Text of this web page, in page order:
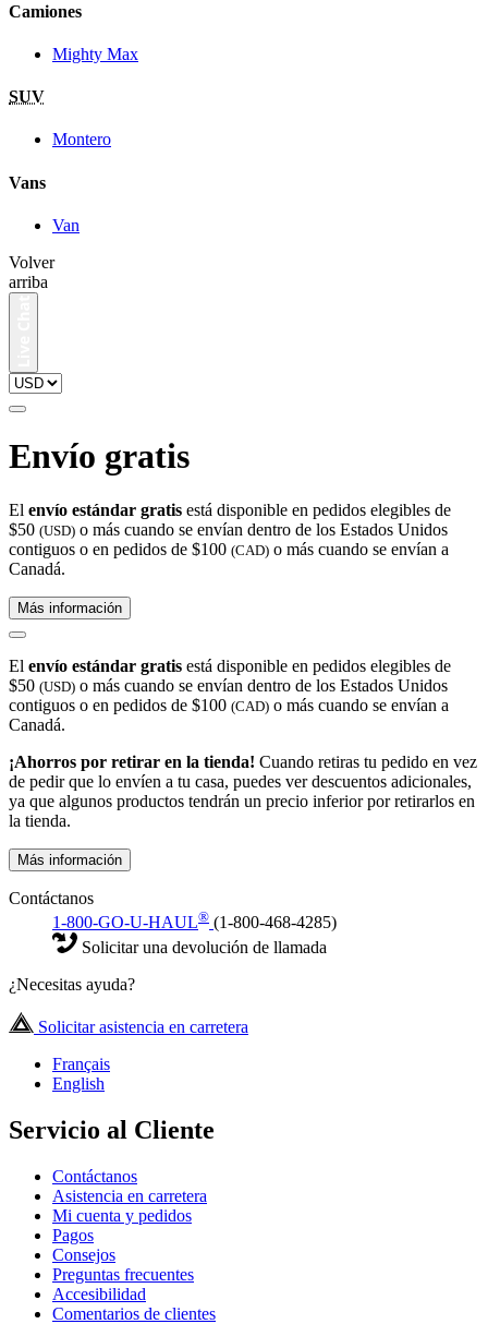
Camiones
Mighty Max
SUV
Montero
Vans
Van
Volver
arriba
Envío gratis
El envío estándar gratis está disponible en pedidos elegibles de
$50 (USD) o más cuando se envían dentro de los Estados Unidos
contiguos o en pedidos de $100 (CAD) o más cuando se envían a
Canadá.
Más información
El envío estándar gratis está disponible en pedidos elegibles de
$50 (USD) o más cuando se envían dentro de los Estados Unidos
contiguos o en pedidos de $100 (CAD) o más cuando se envían a
Canadá.
¡Ahorros por retirar en la tienda! Cuando retiras tu pedido en vez
de pedir que lo envíen a tu casa, puedes ver descuentos adicionales,
ya que algunos productos tendrán un precio inferior por retirarlos en
la tienda.
Más información
Contáctanos
1-800-GO-U-HAUL® (1-800-468-4285)
Solicitar una devolución de llamada
¿Necesitas ayuda?
Solicitar asistencia en carretera
Français
English
Servicio al Cliente
Contáctanos
Asistencia en carretera
Mi cuenta y pedidos
Pagos
Consejos
Preguntas frecuentes
Accesibilidad
Comentarios de clientes